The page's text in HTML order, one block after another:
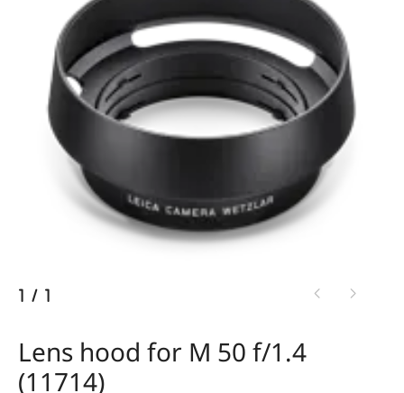
1 / 1
Lens hood for M 50 f/1.4
(11714)